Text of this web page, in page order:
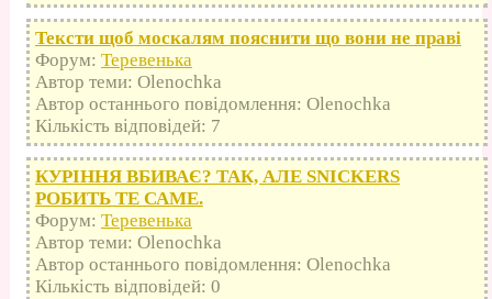
Тексти щоб москалям пояснити що вони не праві
Форум: Теревенька
Автор теми: Olenochka
Автор останнього повідомлення: Olenochka
Кількість відповідей: 7
КУРІННЯ ВБИВАЄ? ТАК, АЛЕ SNICKERS
РОБИТЬ ТЕ САМЕ.
Форум: Теревенька
Автор теми: Olenochka
Автор останнього повідомлення: Olenochka
Кількість відповідей: 0